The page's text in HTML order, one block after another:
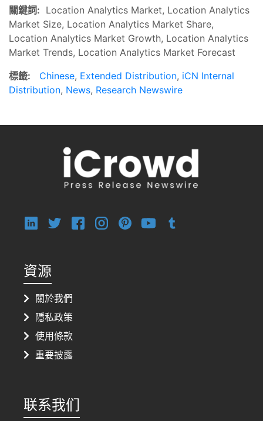
關鍵詞: Location Analytics Market, Location Analytics
Market Size, Location Analytics Market Share,
Location Analytics Market Growth, Location Analytics
Market Trends, Location Analytics Market Forecast
標籤:
Chinese, Extended Distribution, iCN Internal
Distribution, News, Research Newswire
資源
關於我們
隱私政策
使用條款
重要披露
联系我们